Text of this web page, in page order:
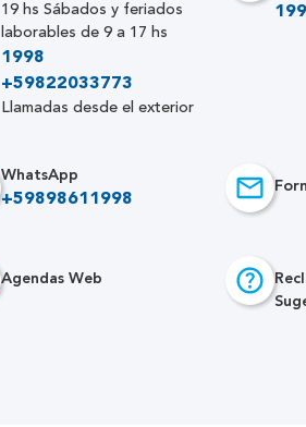
19 hs Sábados y feriados
laborables de 9 a 17 hs
1998
+59822033773
Llamadas desde el exterior
WhatsApp
+59898611998
Agendas Web